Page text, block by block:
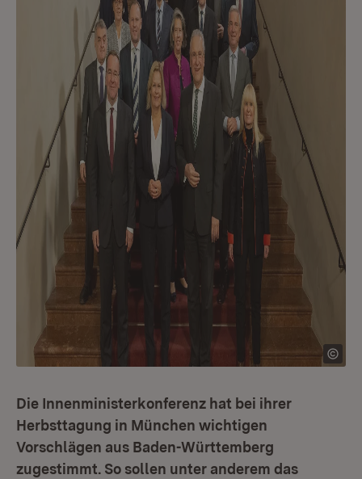
Die Innenministerkonferenz hat bei ihrer
Herbsttagung in München wichtigen
Vorschlägen aus Baden-Württemberg
zugestimmt. So sollen unter anderem das